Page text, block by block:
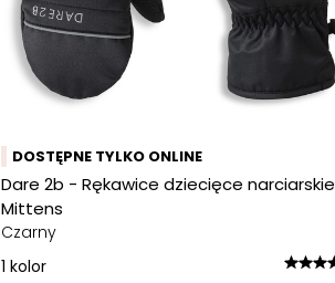
DOSTĘPNE TYLKO ONLINE
Dare 2b - Rękawice dziecięce narciarskie
Mittens
Czarny
1 kolor